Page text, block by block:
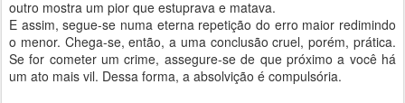
outro mostra um pior que estuprava e matava.
E assim, segue-se numa eterna repetição do erro maior redimindo
o menor. Chega-se, então, a uma conclusão cruel, porém, prática.
Se for cometer um crime, assegure-se de que próximo a você há
um ato mais vil. Dessa forma, a absolvição é compulsória.